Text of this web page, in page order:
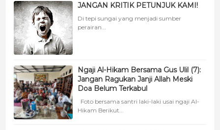
JANGAN KRITIK PETUNJUK KAMI!
Di tepi sungai yang menjadi sumber
perairan...
Ngaji Al-Hikam Bersama Gus Ulil (7):
Jangan Ragukan Janji Allah Meski
Doa Belum Terkabul
Foto bersama santri laki-laki usai ngaji Al-
Hikam Berikut...